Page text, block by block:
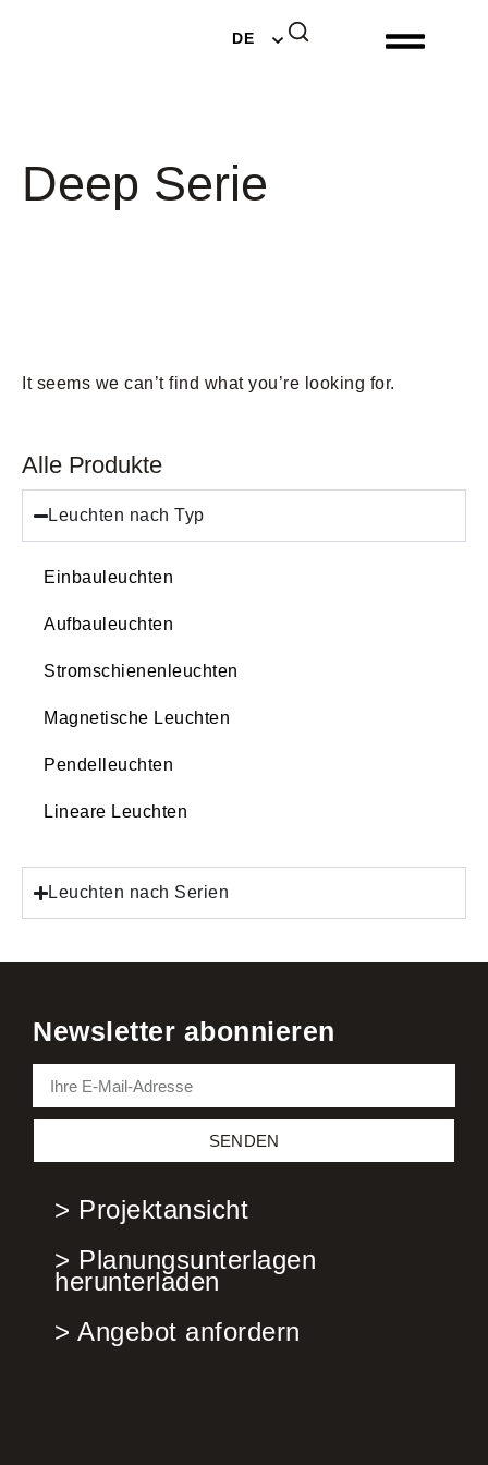
DE
NL
Deep Serie
Alle Produkte
Leuchten nach Typ
Einbauleuchten
Aufbauleuchten
Stromschienenleuchten
Magnetische Leuchten
Pendelleuchten
Lineare Leuchten
Leuchten nach Serien
It seems we can’t find what you’re looking for.
Newsletter abonnieren
SENDEN
> Projektansicht
> Planungsunterlagen
herunterladen
> Angebot anfordern